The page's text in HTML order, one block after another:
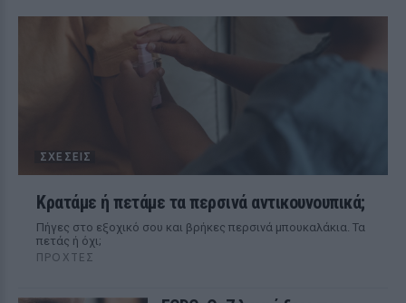
ΣΧΈΣΕΙΣ
Κρατάμε ή πετάμε τα περσινά αντικουνουπικά;
Πήγες στο εξοχικό σου και βρήκες περσινά μπουκαλάκια. Τα
πετάς ή όχι;
ΠΡΟΧΤΈΣ